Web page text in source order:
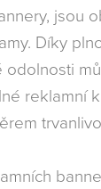
jsou
Díky
odolnosti
reklamní